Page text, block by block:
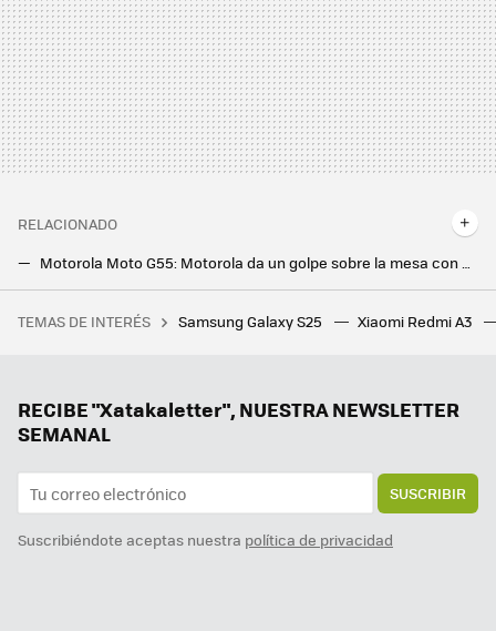
RELACIONADO
Motorola Moto G55: Motorola da un golpe sobre la mesa con un gama media que mejora en diseño, cámara y batería
Creíamos haberlo visto todo en entrevistas de trabajo, pero no. Esta empresa te pide hasta tu tarjeta de crédito, y no tiene buena pinta
TEMAS DE INTERÉS Samsung Galaxy S25 Xiaomi Redmi A3
RECIBE "Xatakaletter", NUESTRA NEWSLETTER
SEMANAL
SUSCRIBIR
Suscribiéndote aceptas nuestra política de privacidad